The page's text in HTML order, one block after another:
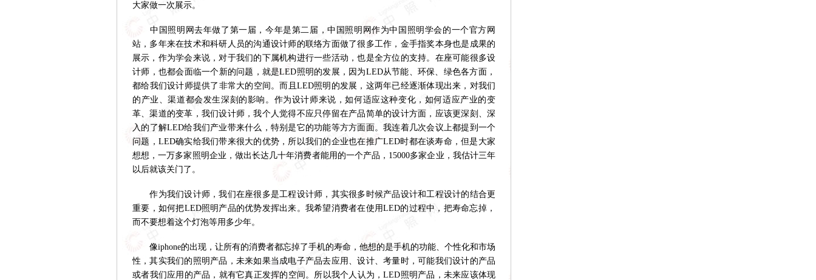
大家做一次展示。
中国照明网去年做了第一届，今年是第二届，中国照明网作为中国照明学会的一个官方网
站，多年来在技术和科研人员的沟通设计师的联络方面做了很多工作，金手指奖本身也是成果的
展示，作为学会来说，对于我们的下属机构进行一些活动，也是全方位的支持。在座可能很多设
计师，也都会面临一个新的问题，就是LED照明的发展，因为LED从节能、环保、绿色各方面，
都给我们设计师提供了非常大的空间。而且LED照明的发展，这两年已经逐渐体现出来，对我们
的产业、渠道都会发生深刻的影响。作为设计师来说，如何适应这种变化，如何适应产业的变
革、渠道的变革，我们设计师，我个人觉得不应只停留在产品简单的设计方面，应该更深刻、深
入的了解LED给我们产业带来什么，特别是它的功能等方方面面。我连着几次会议上都提到一个
问题，LED确实给我们带来很大的优势，所以我们的企业也在推广LED时都在谈寿命，但是大家
想想，一万多家照明企业，做出长达几十年消费者能用的一个产品，15000多家企业，我估计三年
以后就该关门了。
作为我们设计师，我们在座很多是工程设计师，其实很多时候产品设计和工程设计的结合更
重要，如何把LED照明产品的优势发挥出来。我希望消费者在使用LED的过程中，把寿命忘掉，
而不要想着这个灯泡等用多少年。
像iphone的出现，让所有的消费者都忘掉了手机的寿命，他想的是手机的功能、个性化和市场
性，其实我们的照明产品，未来如果当成电子产品去应用、设计、考量时，可能我们设计的产品
或者我们应用的产品，就有它真正发挥的空间。所以我个人认为，LED照明产品，未来应该体现